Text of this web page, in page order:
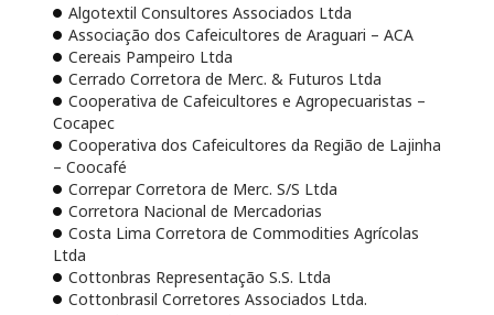
Algotextil Consultores Associados Ltda
Associação dos Cafeicultores de Araguari – ACA
Cereais Pampeiro Ltda
Cerrado Corretora de Merc. & Futuros Ltda
Cooperativa de Cafeicultores e Agropecuaristas –
Cocapec
Cooperativa dos Cafeicultores da Região de Lajinha
– Coocafé
Correpar Corretora de Merc. S/S Ltda
Corretora Nacional de Mercadorias
Costa Lima Corretora de Commodities Agrícolas
Ltda
Cottonbras Representação S.S. Ltda
Cottonbrasil Corretores Associados Ltda.